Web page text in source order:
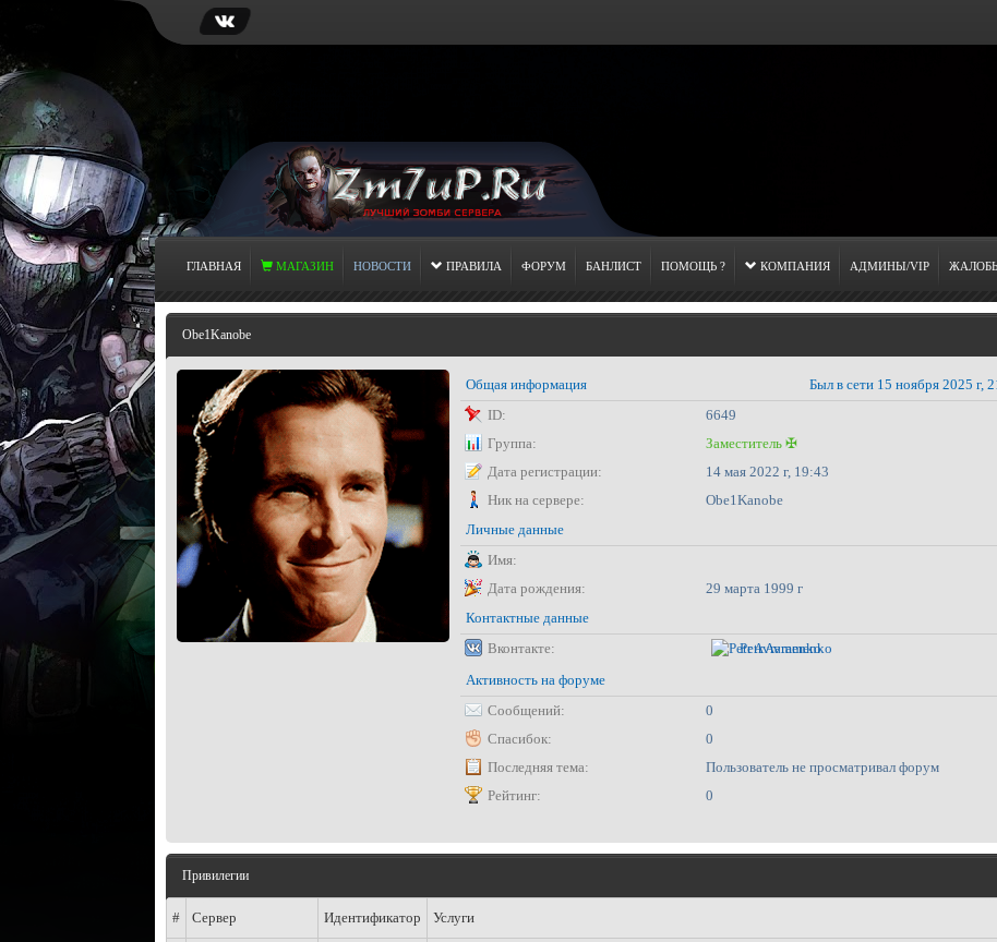
ГЛАВНАЯ МАГАЗИН НОВОСТИ ПРАВИЛА ФОРУМ БАНЛИСТ ПОМОЩЬ ? КОМПАНИЯ АДМИНЫ/VIP
Obe1Kanobe
Общая информация
Был в сети 15 ноября 2025 г,
ID:
6649
Группа:
Заместитель ✠
Дата регистрации:
14 мая 2022 г, 19:43
Ник на сервере:
Obe1Kanobe
Личные данные
Имя:
Дата рождения:
29 марта 1999 г
Контактные данные
Вконтакте:
Petr Avramenko
Активность на форуме
Сообщений:
0
Спасибок:
0
Последняя тема:
Пользователь не просматривал форум
Рейтинг:
0
Привилегии
# Сервер Идентификатор Услуги